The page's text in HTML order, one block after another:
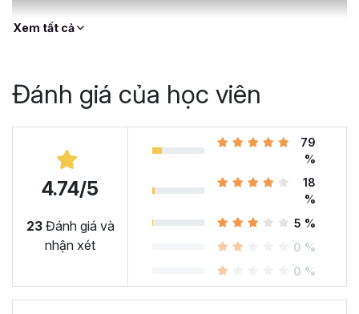
BẠN SẼ HỌC ĐƯỢC NHỮNG KỸ NĂNG GÌ SAU KHÓA
HỌC QUAY PHIM VÀ DỰNG VIDEO?
Hiểu lý do vì sao video chính là dạng Content hấp
Xem tất cả
Đánh giá của học viên
4.74/5
23Đánh giá và
nhận xét
79
%
18
%
5 %
0 %
0 %